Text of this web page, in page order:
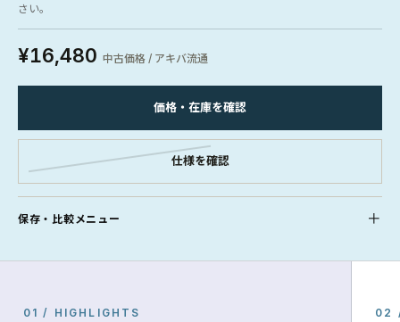
さい。
¥16,480 中古価格 / アキバ流通
価格・在庫を確認
仕様を確認
保存・比較メニュー
01 / HIGHLIGHTS 02